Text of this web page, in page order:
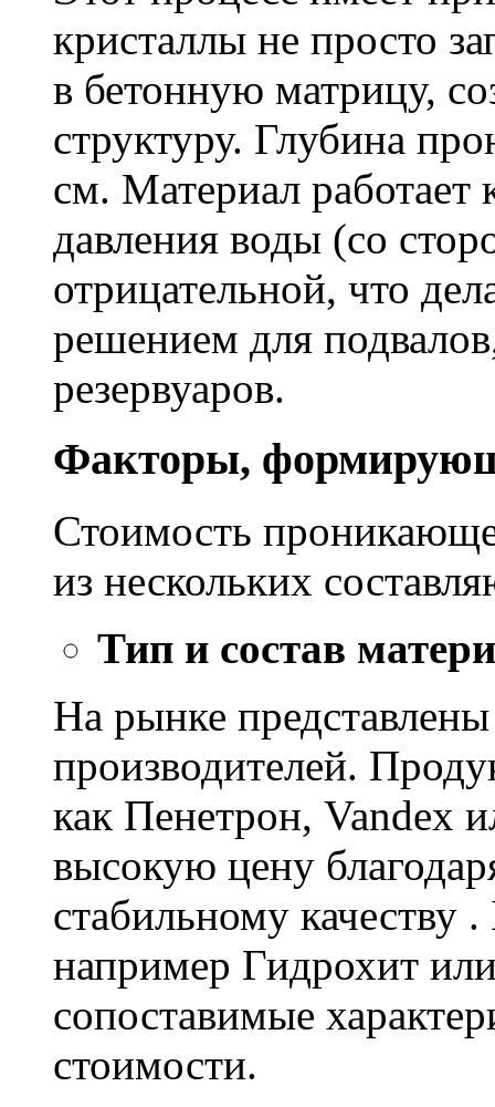
кристаллы не просто
в бетонную матрицу,
структуру. Глубина
см. Материал работает
давления воды (со
отрицательной, что
решением для
резервуаров.
Факторы,
Стоимость
из нескольких
Тип и состав
На рынке
производителей.
как Пенетрон, Vandex
высокую цену
стабильному качеству
например Гидрохит
сопоставимые
стоимости.